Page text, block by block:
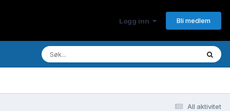
Logg inn Bli medlem
All aktivitet